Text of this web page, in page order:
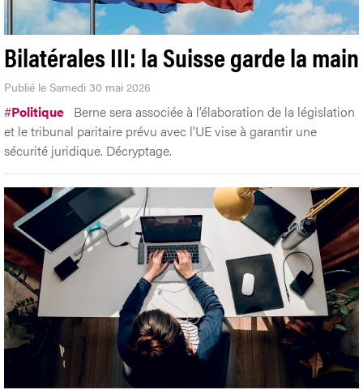
Bilatérales III: la Suisse garde la main
Publié le Samedi 30 mai 2026
#Politique Berne sera associée à l’élaboration de la législation
et le tribunal paritaire prévu avec l’UE vise à garantir une
sécurité juridique. Décryptage.